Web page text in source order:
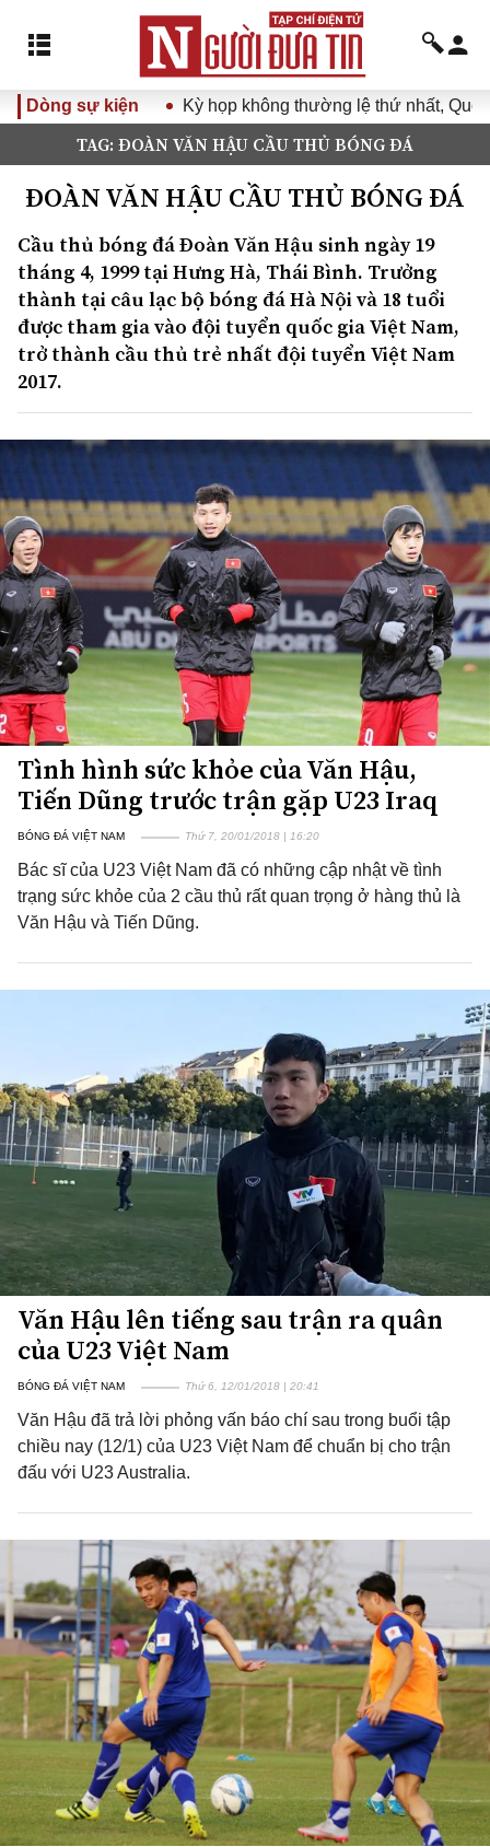
Dòng sự kiện Kỳ họp không thường lệ thứ nhất, Quốc hội
TAG: ĐOÀN VĂN HẬU CẦU THỦ BÓNG ĐÁ
ĐOÀN VĂN HẬU CẦU THỦ BÓNG ĐÁ
Cầu thủ bóng đá Đoàn Văn Hậu sinh ngày 19
tháng 4, 1999 tại Hưng Hà, Thái Bình. Trưởng
thành tại câu lạc bộ bóng đá Hà Nội và 18 tuổi
được tham gia vào đội tuyển quốc gia Việt Nam,
trở thành cầu thủ trẻ nhất đội tuyển Việt Nam
2017.
Tình hình sức khỏe của Văn Hậu,
Tiến Dũng trước trận gặp U23 Iraq
BÓNG ĐÁ VIỆT NAM Thứ 7, 20/01/2018 | 16:20
Bác sĩ của U23 Việt Nam đã có những cập nhật về tình
trạng sức khỏe của 2 cầu thủ rất quan trọng ở hàng thủ là
Văn Hậu và Tiến Dũng.
Văn Hậu lên tiếng sau trận ra quân
của U23 Việt Nam
BÓNG ĐÁ VIỆT NAM Thứ 6, 12/01/2018 | 20:41
Văn Hậu đã trả lời phỏng vấn báo chí sau trong buổi tập
chiều nay (12/1) của U23 Việt Nam để chuẩn bị cho trận
đấu với U23 Australia.